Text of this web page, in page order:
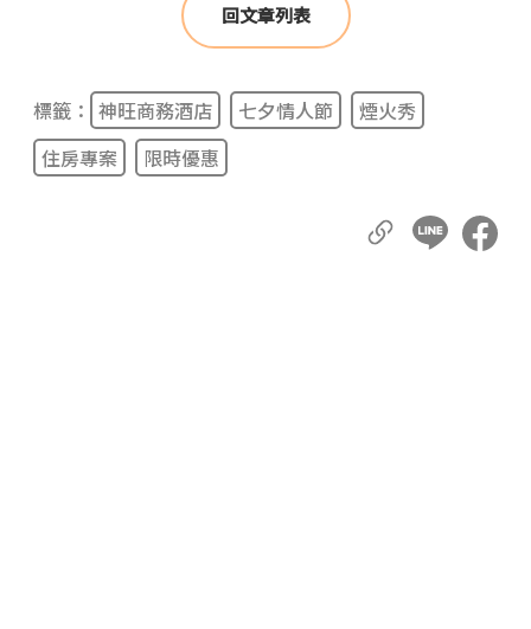
回文章列表
標籤： 神旺商務酒店 七夕情人節
煙火秀
住房專案
限時優惠